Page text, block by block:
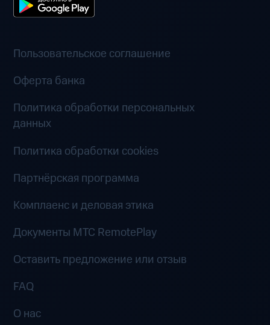
Пользовательское соглашение
Оферта банка
Политика обработки персональных
данных
Политика обработки cookies
Партнёрская программа
Комплаенс и деловая этика
Документы MTC RemotePlay
Оставить предложение или отзыв
FAQ
О нас